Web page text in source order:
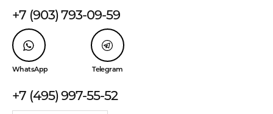
+7 (903) 793-09-59
WhatsApp Telegram
+7 (495) 997-55-52